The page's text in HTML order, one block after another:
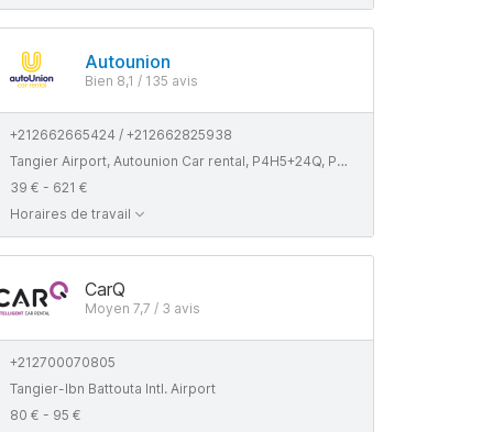
Autounion
Bien 8,1 / 135 avis
+212662665424 / +212662825938
Tangier Airport, Autounion Car rental, P4H5+24Q, Pharmacie Chafai, Tangier
39 € - 621 €
Horaires de travail
CarQ
Moyen 7,7 / 3 avis
+212700070805
Tangier-Ibn Battouta Intl. Airport
80 € - 95 €